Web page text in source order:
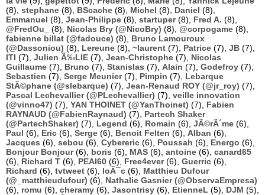
(8), stephane (8), BScache (8), Michel (8), Daniel (8),
Emmanuel (8), Jean-Philippe (8), startuper(8), Fred A. (8),
@FredOu_
(8), Nicolas Bry (@NicoBry) (8), @corpogame (8),
fabienne billat (@fadouce) (8), Bruno Lamouroux
(@Dassoniou) (8), Lereune (8), ~laurent (7), Patrice (7), JB (7),
ITI (7), Julien Ã‰LIE (7), Jean-Christophe (7), Nicolas
Guillaume (7), Bruno (7), Stanislas (7), Alain (7), Godefroy (7),
Sebastien (7), Serge Meunier(7), Pimpin (7), Lebarque
StÃ©phane (@slebarque) (7), Jean-Renaud ROY (@jr_roy) (7),
Pascal Lechevallier (@PLechevallier) (7), veille innovation
(@vinno47) (7), YAN THOINET (@YanThoinet) (7), Fabien
RAYNAUD (@FabienRaynaud) (7), Partech Shaker
(@PartechShaker) (7), Legend (6), Romain (6), JÃ©rÃ´me (6),
Paul (6), Eric (6), Serge (6), Benoit Felten (6), Alban (6),
Jacques (6), sebou (6), Cybereric (6), Poussah (6), Energo (6),
Bonjour Bonjour(6), boris (6), MAS (6), antoine (6), canard65
(6), Richard T (6), PEAI60 (6), Free4ever(6), Guerric (6),
Richard (6), tvtweet (6), loÃ¯c (6), Matthieu Dufour
(@_matthieudufour) (6), Nathalie Gasnier (@ObservaEmpresa)
(6), romu (6), cheramy (6), Jasontrisy (6), EtienneL (5), DJM (5),